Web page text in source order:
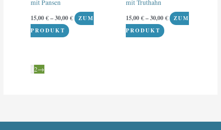
mit Pansen
15,00€–30,00€
ZUM
PRODUKT
mit Truthahn
15,00€–30,00€
ZUM
PRODUKT
12→